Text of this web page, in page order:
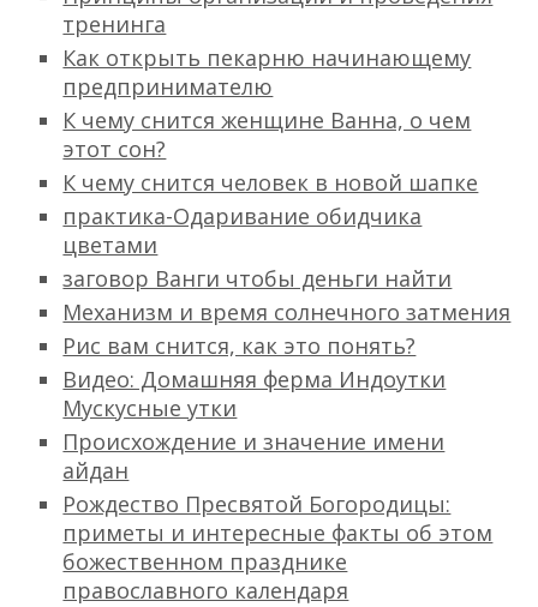
тренинга
Как открыть пекарню начинающему
предпринимателю
К чему снится женщине Ванна, о чем
этот сон?
К чему снится человек в новой шапке
практика-Одаривание обидчика
цветами
заговор Ванги чтобы деньги найти
Механизм и время солнечного затмения
Рис вам снится, как это понять?
Видео: Домашняя ферма Индоутки
Мускусные утки
Происхождение и значение имени
айдан
Рождество Пресвятой Богородицы:
приметы и интересные факты об этом
божественном празднике
православного календаря